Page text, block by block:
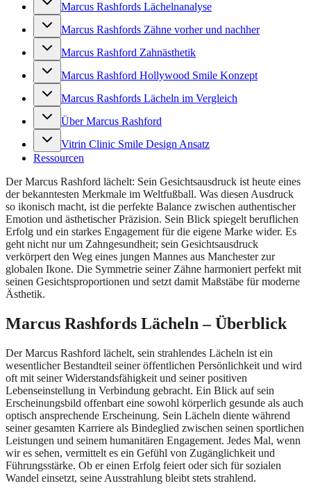
Marcus Rashfords Lächelnanalyse
Marcus Rashfords Zähne vorher und nachher
Marcus Rashford Zahnästhetik
Marcus Rashford Hollywood Smile Konzept
Marcus Rashfords Lächeln im Vergleich
Über Marcus Rashford
Vitrin Clinic Smile Design Ansatz
Ressourcen
Der Marcus Rashford lächelt: Sein Gesichtsausdruck ist heute eines
der bekanntesten Merkmale im Weltfußball. Was diesen Ausdruck
so ikonisch macht, ist die perfekte Balance zwischen authentischer
Emotion und ästhetischer Präzision. Sein Blick spiegelt beruflichen
Erfolg und ein starkes Engagement für die eigene Marke wider. Es
geht nicht nur um Zahngesundheit; sein Gesichtsausdruck
verkörpert den Weg eines jungen Mannes aus Manchester zur
globalen Ikone. Die Symmetrie seiner Zähne harmoniert perfekt mit
seinen Gesichtsproportionen und setzt damit Maßstäbe für moderne
Ästhetik.
Marcus Rashfords Lächeln – Überblick
Der Marcus Rashford lächelt, sein strahlendes Lächeln ist ein
wesentlicher Bestandteil seiner öffentlichen Persönlichkeit und wird
oft mit seiner Widerstandsfähigkeit und seiner positiven
Lebenseinstellung in Verbindung gebracht. Ein Blick auf sein
Erscheinungsbild offenbart eine sowohl körperlich gesunde als auch
optisch ansprechende Erscheinung. Sein Lächeln diente während
seiner gesamten Karriere als Bindeglied zwischen seinen sportlichen
Leistungen und seinem humanitären Engagement. Jedes Mal, wenn
wir es sehen, vermittelt es ein Gefühl von Zugänglichkeit und
Führungsstärke. Ob er einen Erfolg feiert oder sich für sozialen
Wandel einsetzt, seine Ausstrahlung bleibt stets strahlend.